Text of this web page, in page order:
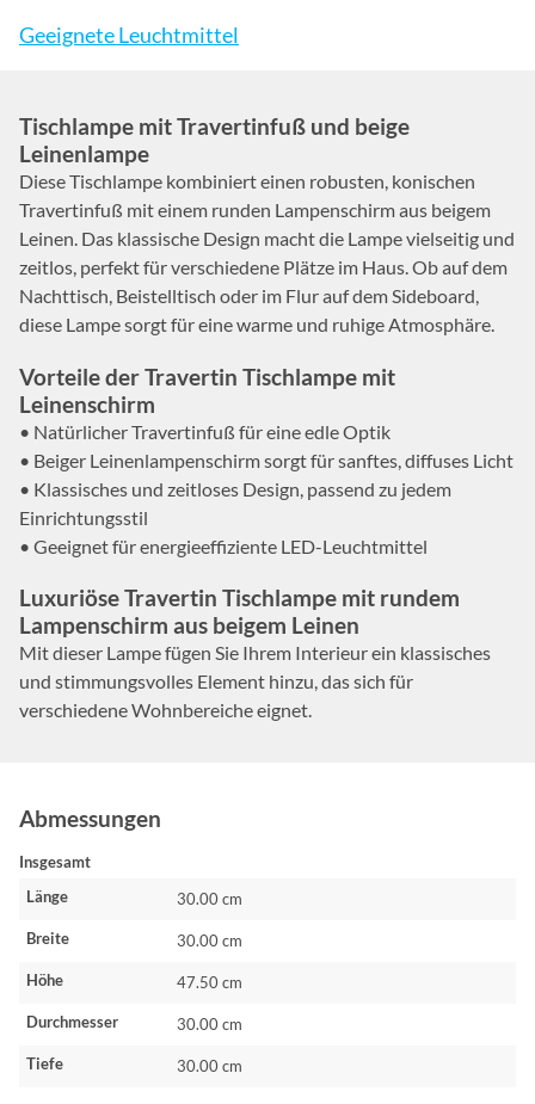
Geeignete Leuchtmittel
Tischlampe mit Travertinfuß und beige
Leinenlampe
Diese Tischlampe kombiniert einen robusten, konischen
Travertinfuß mit einem runden Lampenschirm aus beigem
Leinen. Das klassische Design macht die Lampe vielseitig und
zeitlos, perfekt für verschiedene Plätze im Haus. Ob auf dem
Nachttisch, Beistelltisch oder im Flur auf dem Sideboard,
diese Lampe sorgt für eine warme und ruhige Atmosphäre.
Vorteile der Travertin Tischlampe mit
Leinenschirm
• Natürlicher Travertinfuß für eine edle Optik
• Beiger Leinenlampenschirm sorgt für sanftes, diffuses Licht
• Klassisches und zeitloses Design, passend zu jedem
Einrichtungsstil
• Geeignet für energieeffiziente LED-Leuchtmittel
Luxuriöse Travertin Tischlampe mit rundem
Lampenschirm aus beigem Leinen
Mit dieser Lampe fügen Sie Ihrem Interieur ein klassisches
und stimmungsvolles Element hinzu, das sich für
verschiedene Wohnbereiche eignet.
Abmessungen
Insgesamt
Länge
30.00 cm
Breite 30.00 cm
Höhe 47.50 cm
Durchmesser 30.00 cm
Tiefe 30.00 cm